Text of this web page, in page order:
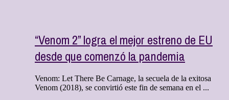
“Venom 2” logra el mejor estreno de EU
desde que comenzó la pandemia
Venom: Let There Be Carnage, la secuela de la exitosa
Venom (2018), se convirtió este fin de semana en el ...